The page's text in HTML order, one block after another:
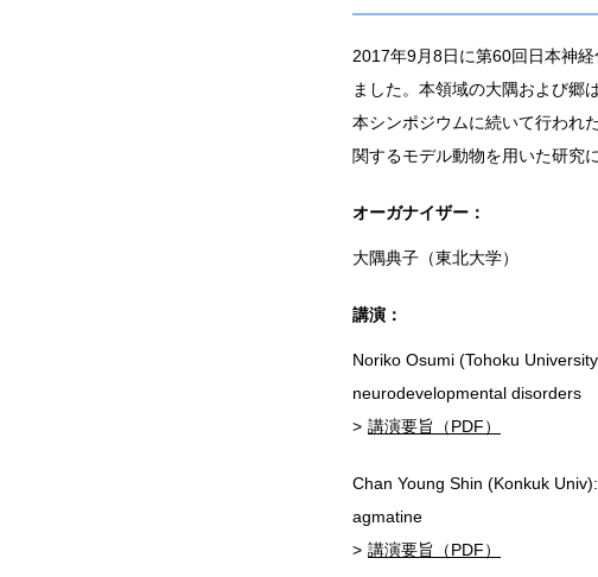
2017年9月8日に第60回日本神
ました。本領域の大隅および郷
本シンポジウムに続いて行われ
関するモデル動物を用いた研究
オーガナイザー：
大隅典子（東北大学）
講演：
Noriko Osumi (Tohoku
neurodevelopmental disorders
講演要旨（PDF）
Chan Young Shin (Konkuk
agmatine
講演要旨（PDF）